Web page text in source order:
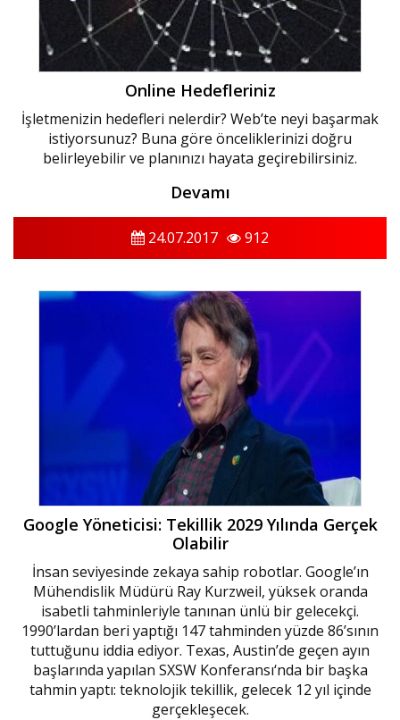
Online Hedefleriniz
İşletmenizin hedefleri nelerdir? Web’te neyi başarmak
istiyorsunuz? Buna göre önceliklerinizi doğru
belirleyebilir ve planınızı hayata geçirebilirsiniz.
Devamı
24.07.2017 912
Google Yöneticisi: Tekillik 2029 Yılında Gerçek
Olabilir
İnsan seviyesinde zekaya sahip robotlar. Google’ın
Mühendislik Müdürü Ray Kurzweil, yüksek oranda
isabetli tahminleriyle tanınan ünlü bir gelecekçi.
1990’lardan beri yaptığı 147 tahminden yüzde 86’sının
tuttuğunu iddia ediyor. Texas, Austin’de geçen ayın
başlarında yapılan SXSW Konferansı‘nda bir başka
tahmin yaptı: teknolojik tekillik, gelecek 12 yıl içinde
gerçekleşecek.